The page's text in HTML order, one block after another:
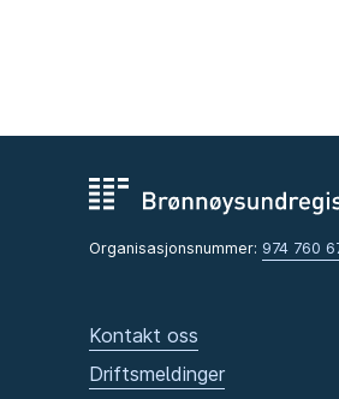
Organisasjonsnummer: 974 760
Kontakt oss
Driftsmeldinger